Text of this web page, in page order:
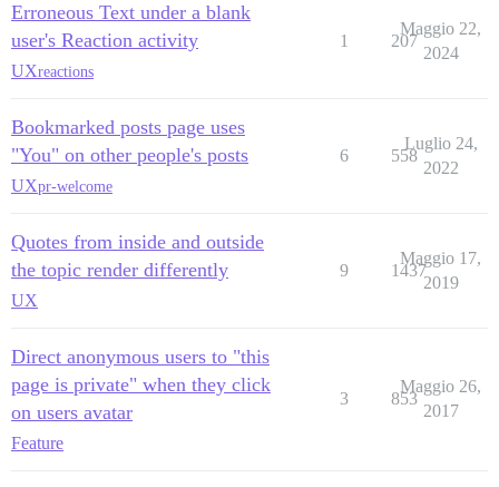
Erroneous Text under a blank
user's Reaction activity
UXreactions
1 207
Maggio 22,
2024
Bookmarked posts page uses
"You" on other people's posts
UXpr-welcome
6 558
Luglio 24,
2022
Quotes from inside and outside
the topic render differently
UX
9 1437
Maggio 17,
2019
Direct anonymous users to "this
page is private" when they click
on users avatar
Feature
3 853
Maggio 26,
2017